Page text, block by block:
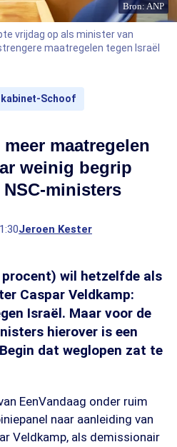
Bron: ANP
vrijdag op als minister van
maatregelen tegen Israël
kabinet-Schoof
maatregelen
weinig begrip
ministers
Jeroen Kester
procent) wil hetzelfde als
Caspar Veldkamp:
Israël. Maar voor de
hierover is een
dat weglopen zat te
EenVandaag onder ruim
naar aanleiding van
Veldkamp, als demissionair